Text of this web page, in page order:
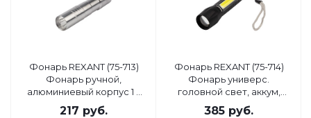
Фонарь REXANT (75-713)
Фонарь ручной,
алюминиевый корпус 1 х
АА
217 руб.
Фонарь REXANT (75-714)
Фонарь универс.
головной свет, аккум,
алюм
385 руб.